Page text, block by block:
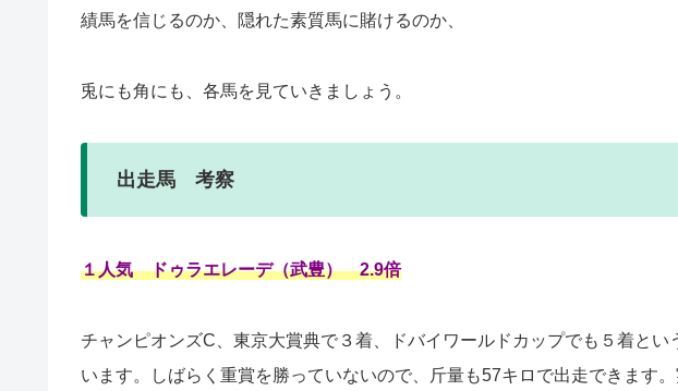
績馬を信じるのか、隠れた素質馬に賭けるのか、
兎にも角にも、各馬を見ていきましょう。
出走馬 考察
１人気 ドゥラエレーデ（武豊） 2.9倍
チャンピオンズC、東京大賞典で３着、ドバイワールドカップでも５着とい
います。しばらく重賞を勝っていないので、斤量も57キロで出走できます